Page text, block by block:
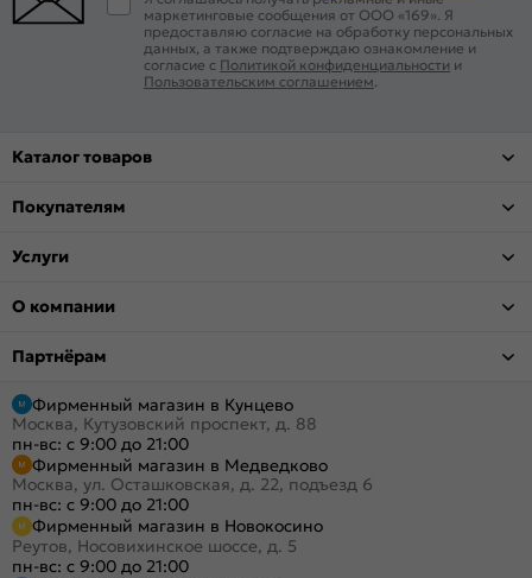
маркетинговые сообщения от ООО «169». Я
предоставляю согласие на обработку персональных
данных, а также подтверждаю ознакомление и
согласие с Политикой конфиденциальности и
Пользовательским соглашением.
Каталог товаров
Покупателям
Услуги
О компании
Партнёрам
Фирменный магазин в Кунцево
Москва, Кутузовский проспект, д. 88
пн-вс: с 9:00 до 21:00
Фирменный магазин в Медведково
Москва, ул. Осташковская, д. 22, подъезд 6
пн-вс: с 9:00 до 21:00
Фирменный магазин в Новокосино
Реутов, Носовихинское шоссе, д. 5
пн-вс: с 9:00 до 21:00